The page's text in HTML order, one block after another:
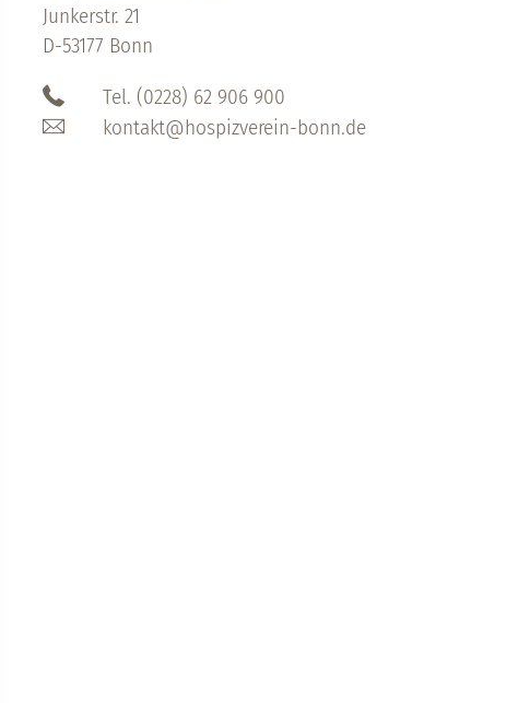
Junkerstr. 21
D-53177 Bonn
Tel. (0228) 62 906 900
kontakt@hospizverein-bonn.de